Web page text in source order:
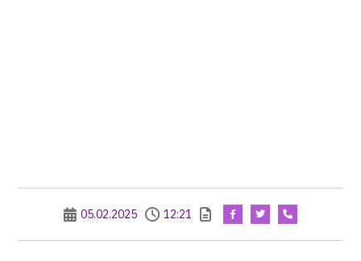
05.02.2025 12:21